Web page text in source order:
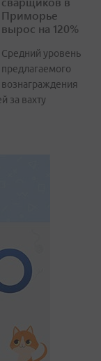
Приморье
вырос на 120%
Средний уровень
предлагаемого
вознаграждения
за вахту